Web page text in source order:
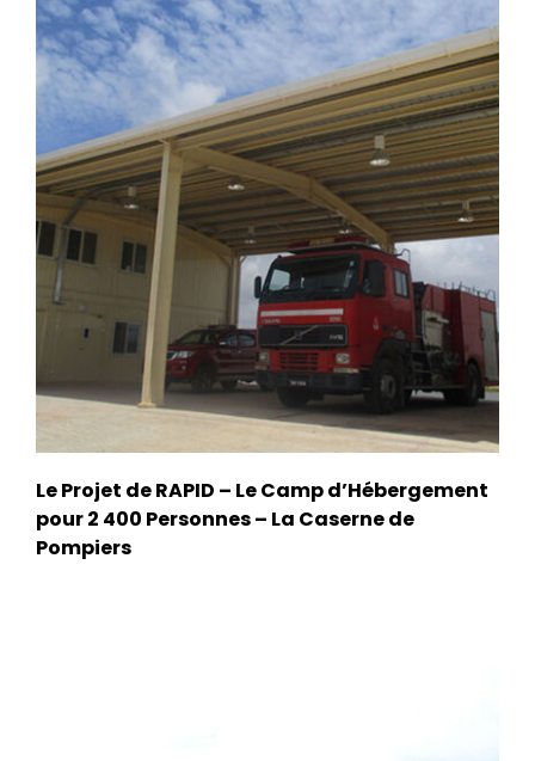
Le Projet de RAPID – Le Camp d’Hébergement
pour 2 400 Personnes – La Caserne de
Pompiers